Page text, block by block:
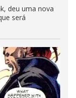
deu uma nova
será